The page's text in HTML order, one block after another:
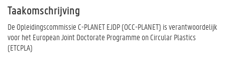
Taakomschrijving
De Opleidingscommissie C-PLANET EJDP (OCC-PLANET) is verantwoordelijk
voor het European Joint Doctorate Programme on Circular Plastics
(ETCPLA)